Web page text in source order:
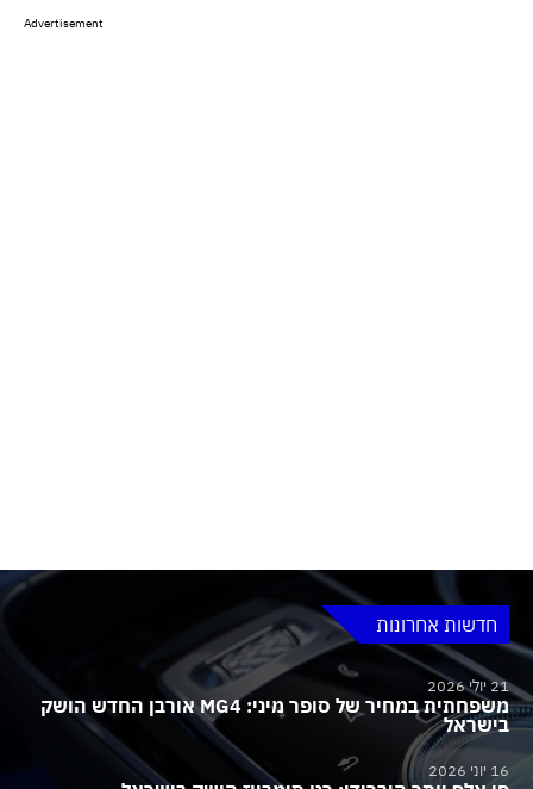
Advertisement
חדשות אחרונות
21 יולי 2026
משפחתית במחיר של סופר מיני: MG4 אורבן החדש הושק
בישראל
16 יוני 2026